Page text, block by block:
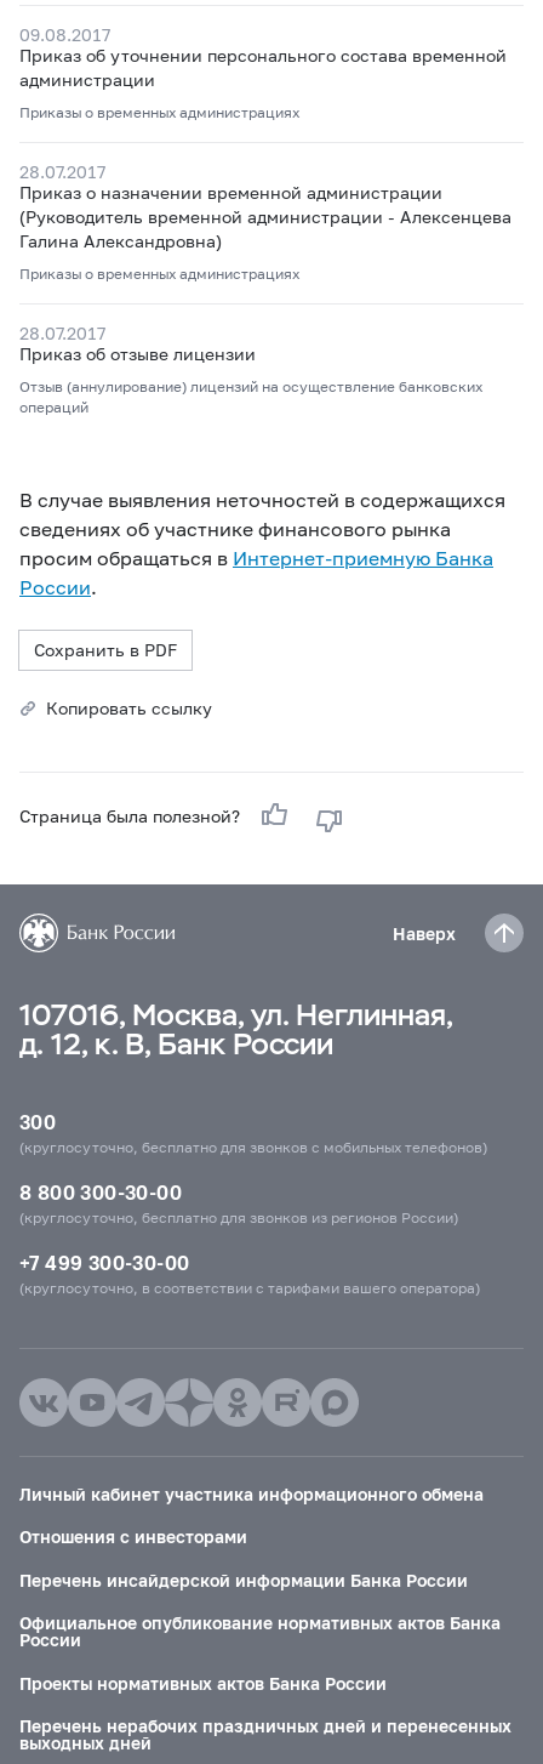
09.08.2017
Приказ об уточнении персонального состава временной
администрации
Приказы о временных администрациях
28.07.2017
Приказ о назначении временной администрации
(Руководитель временной администрации - Алексенцева
Галина Александровна)
Приказы о временных администрациях
28.07.2017
Приказ об отзыве лицензии
Отзыв (аннулирование) лицензий на осуществление банковских
операций
В случае выявления неточностей в содержащихся
сведениях об участнике финансового рынка
просим обращаться в Интернет-приемную Банка
России.
Сохранить в PDF
Копировать ссылку
Страница была полезной?
Наверх
107016, Москва, ул. Неглинная,
д. 12, к. В, Банк России
300
(круглосуточно, бесплатно для звонков с мобильных телефонов)
8 800 300-30-00
(круглосуточно, бесплатно для звонков из регионов России)
+7 499 300-30-00
(круглосуточно, в соответствии с тарифами вашего оператора)
Личный кабинет участника информационного обмена
Отношения с инвесторами
Перечень инсайдерской информации Банка России
Официальное опубликование нормативных актов Банка
России
Проекты нормативных актов Банка России
Перечень нерабочих праздничных дней и перенесенных
выходных дней